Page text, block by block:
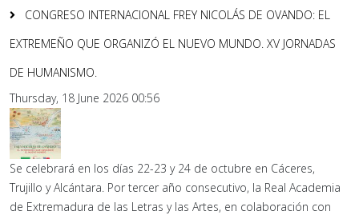
CONGRESO INTERNACIONAL FREY NICOLÁS DE OVANDO: EL
EXTREMEÑO QUE ORGANIZÓ EL NUEVO MUNDO. XV JORNADAS
DE HUMANISMO.
Thursday, 18 June 2026 00:56
Se celebrará en los días 22-23 y 24 de octubre en Cáceres,
Trujillo y Alcántara. Por tercer año consecutivo, la Real Academia
de Extremadura de las Letras y las Artes, en colaboración con